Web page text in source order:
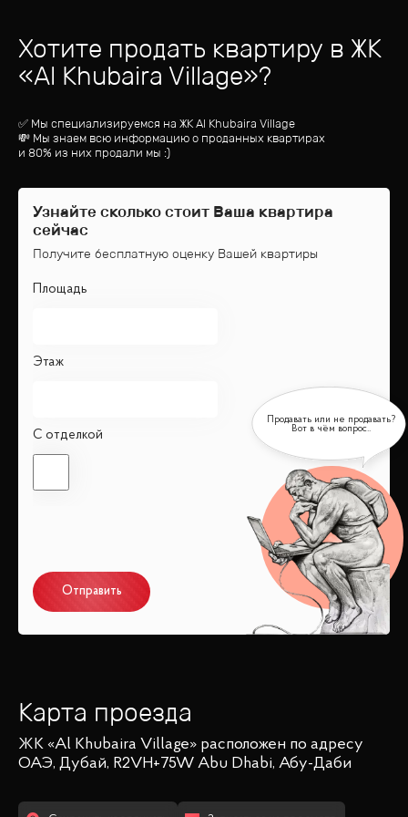
Хотите продать квартиру в ЖК
«Al Khubaira Village»?
✅ Мы специализируемся на ЖКAl Khubaira Village
💸 Мы знаем всю информацию о проданных квартирах
и 80% из них продали мы :)
Узнайте сколько стоит Ваша квартира
сейчас
Получите бесплатную оценку Вашей квартиры
Площадь
Этаж
С отделкой
Отправить
Карта проезда
ЖК «Al Khubaira Village» расположен по адресу
ОАЭ, Дубай, R2VH+75W Abu Dhabi, Абу-Даби